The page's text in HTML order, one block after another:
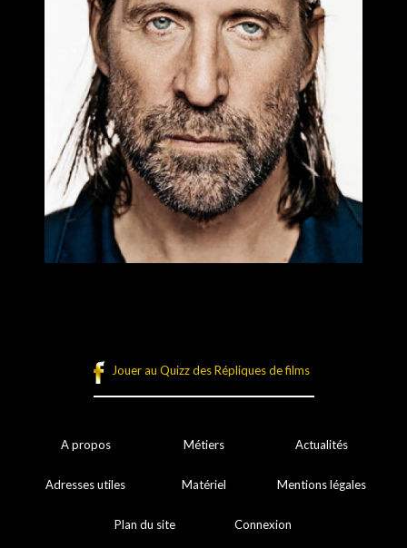
Jouer au Quizz des Répliques de films
A propos Métiers Actualités
Adresses utiles Matériel Mentions légales
Plan du site Connexion